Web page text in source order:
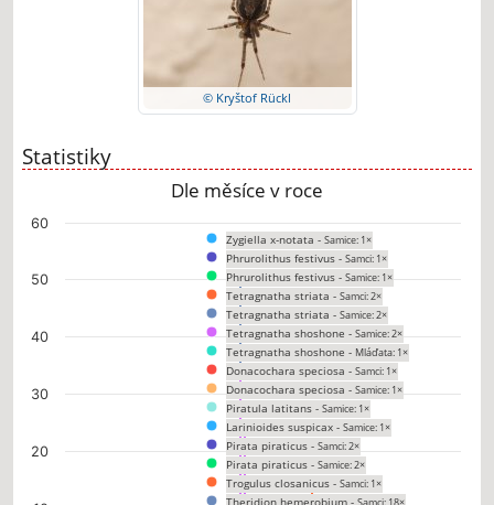
© Kryštof Rückl
Statistiky
Dle měsíce v roce
Chart
Bar chart with 151 data series.
The chart has 1 X axis displaying categories.
The chart has 1 Y axis displaying values. Data ranges from 0 to 51.
Zygiella x-notata - Samice: 1×
Phrurolithus festivus - Samci: 1×
Phrurolithus festivus - Samice: 1×
Tetragnatha striata - Samci: 2×
Tetragnatha striata - Samice: 2×
Tetragnatha shoshone - Samice: 2×
Tetragnatha shoshone - Mláďata: 1×
Donacochara speciosa - Samci: 1×
Donacochara speciosa - Samice: 1×
Piratula latitans - Samice: 1×
Larinioides suspicax - Samice: 1×
Pirata piraticus - Samci: 2×
Pirata piraticus - Samice: 2×
Trogulus closanicus - Samci: 1×
Theridion hemerobium - Samci: 18×
20
30
40
50
60